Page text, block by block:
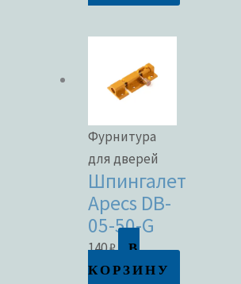
Фурнитура
для дверей
Шпингалет
Apecs DB-
05-50-G
140₽
В
КОРЗИНУ